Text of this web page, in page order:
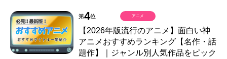
第4位
【2026年版流行のアニメ】面白い神
アニメおすすめランキング【名作・話
題作】｜ジャンル別人気作品をピック
アニメ